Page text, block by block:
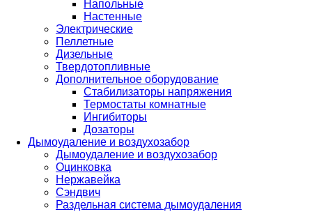
Напольные
Настенные
Электрические
Пеллетные
Дизельные
Твердотопливные
Дополнительное оборудование
Стабилизаторы напряжения
Термостаты комнатные
Ингибиторы
Дозаторы
Дымоудаление и воздухозабор
Дымоудаление и воздухозабор
Оцинковка
Нержавейка
Сэндвич
Раздельная система дымоудаления